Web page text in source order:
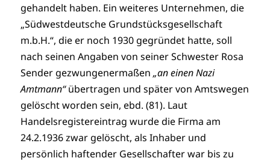
gehandelt haben. Ein weiteres Unternehmen, die
„Südwestdeutsche Grundstücksgesellschaft
m.b.H.“, die er noch 1930 gegründet hatte, soll
nach seinen Angaben von seiner Schwester Rosa
Sender gezwungenermaßen„an einen Nazi
Amtmann“übertragen und später von Amtswegen
gelöscht worden sein, ebd. (81). Laut
Handelsregistereintrag wurde die Firma am
24.2.1936 zwar gelöscht, als Inhaber und
persönlich haftender Gesellschafter war bis zu